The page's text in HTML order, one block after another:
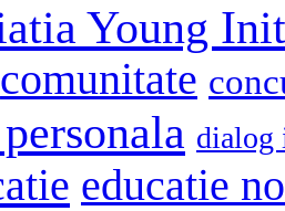
Young
comunitate
dialog
educatie